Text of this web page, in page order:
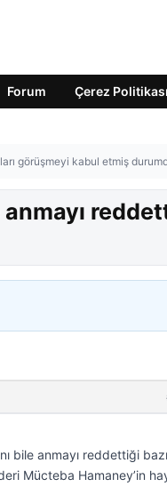
Forum Çerez Politikası
görüşmeyi kabul etmiş
anmayı
bile anmayı reddettiği bazı
Mücteba Hamaney’in